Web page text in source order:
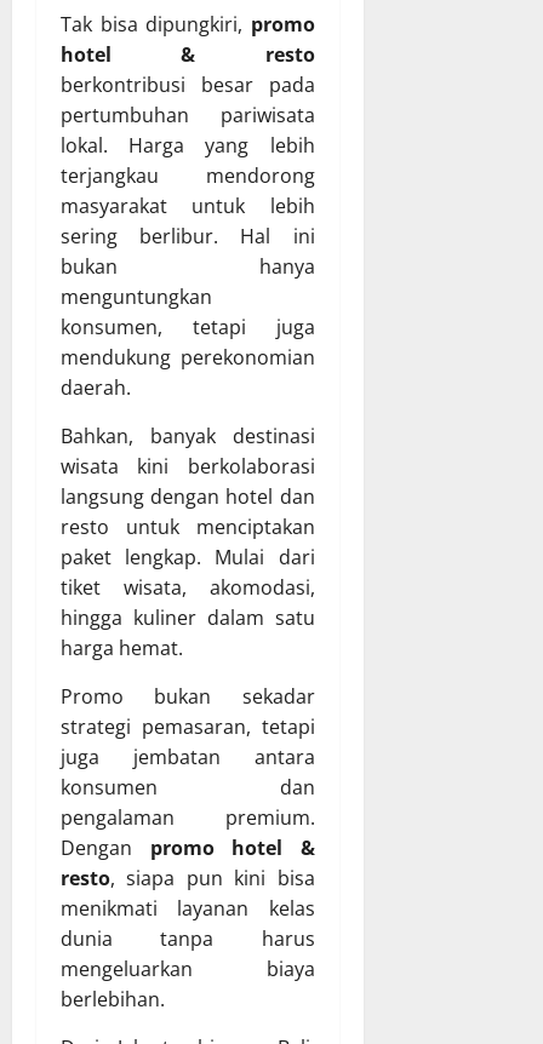
Tak bisa dipungkiri, promo
hotel & resto
berkontribusi besar pada
pertumbuhan pariwisata
lokal. Harga yang lebih
terjangkau mendorong
masyarakat untuk lebih
sering berlibur. Hal ini
bukan hanya
menguntungkan
konsumen, tetapi juga
mendukung perekonomian
daerah.
Bahkan, banyak destinasi
wisata kini berkolaborasi
langsung dengan hotel dan
resto untuk menciptakan
paket lengkap. Mulai dari
tiket wisata, akomodasi,
hingga kuliner dalam satu
harga hemat.
Promo bukan sekadar
strategi pemasaran, tetapi
juga jembatan antara
konsumen dan
pengalaman premium.
Dengan promo hotel &
resto, siapa pun kini bisa
menikmati layanan kelas
dunia tanpa harus
mengeluarkan biaya
berlebihan.